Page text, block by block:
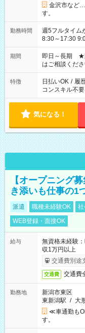
金沢市など…
す。
勤務時間
週5フルタイムがメインです！
8:30～17:30
その他にも勤
ご希望を教え
期間
即日～長期 ★
はご相談くだ
特徴 日払いOK / 履
コンスキル不要
気になる！
【オープニング
き添いも仕事の1
派遣 職種未経験OK
WEB登録・面接OK
給与
無資格未経験
収1万円以上
交通費別途
交通費 交通費
勤務地
新潟市東区
東新潟駅 / 大
≪車通勤も
す。